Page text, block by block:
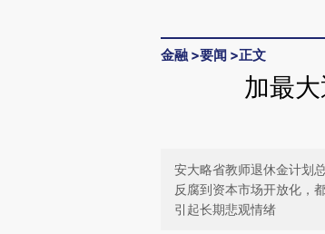
金融 >要闻 >正文
加最
安大略省教师退休金计划
反腐到资本市场开放化，
引起长期悲观情绪